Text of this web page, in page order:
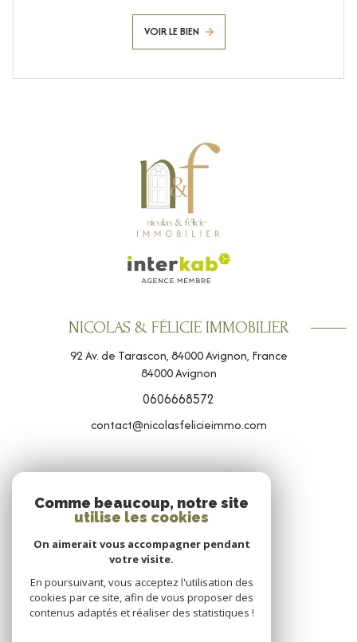
VOIR LE BIEN
NICOLAS & FÉLICIE IMMOBILIER
92 Av. de Tarascon, 84000 Avignon, France
84000Avignon
0606668572
contact@nicolasfelicieimmo.com
NOUS SUIVRE
Comme beaucoup, notre site
utilise les cookies
On aimerait vous accompagner pendant
votre visite.
En poursuivant, vous acceptez l'utilisation des
cookies par ce site, afin de vous proposer des
contenus adaptés et réaliser des statistiques !